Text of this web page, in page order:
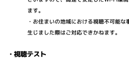
ます。
・お住まいの地域における視聴不可能
生じました際はご対応できかねます。
・視聴テスト